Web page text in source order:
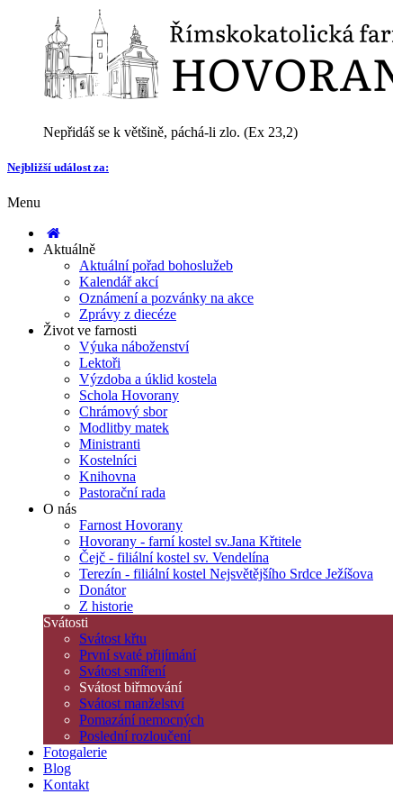
Nepřidáš se k většině, páchá-li zlo. (Ex 23,2)
Nejbližší událost za:
Menu
Aktuálně
Aktuální pořad bohoslužeb
Kalendář akcí
Oznámení a pozvánky na akce
Zprávy z diecéze
Život ve farnosti
Výuka náboženství
Lektoři
Výzdoba a úklid kostela
Schola Hovorany
Chrámový sbor
Modlitby matek
Ministranti
Kostelníci
Knihovna
Pastorační rada
O nás
Farnost Hovorany
Hovorany - farní kostel sv.Jana Křtitele
Čejč - filiální kostel sv. Vendelína
Terezín - filiální kostel Nejsvětějšího Srdce Ježíšova
Donátor
Z historie
Svátosti
Svátost křtu
První svaté přijímání
Svátost smíření
Svátost biřmování
Svátost manželství
Pomazání nemocných
Poslední rozloučení
Fotogalerie
Blog
Kontakt